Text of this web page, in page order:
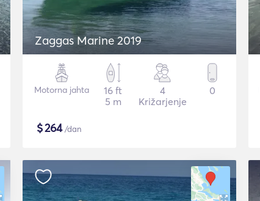
Zaggas Marine 2019
Motorna jahta
16 ft
5 m
4
Križarjenje
0
$264/dan